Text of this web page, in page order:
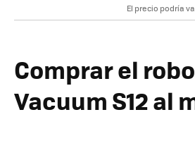
El precio podría
Comprar el
Vacuum S12 al